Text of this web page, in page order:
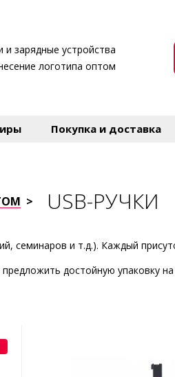
и зарядные устройства
логотипа оптом
Покупка и доставка
> USB-РУЧКИ
семинаров и т.д.). Каждый
достойную упаковку
АРТ.2121